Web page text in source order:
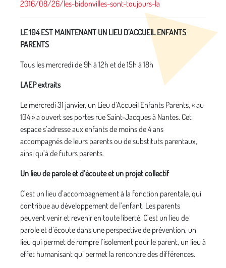
2016/08/26/les-bidonvilles-sont-toujours-la
LE 104 EST MAINTENANT UN LIEU D’ACCUEIL ENFANTS
PARENTS
Tous les mercredi de 9h à 12h et de 15h à 18h
LAEP extraits
Le mercredi 31 janvier, un Lieu d’Accueil Enfants Parents, « au
104 » a ouvert ses portes rue Saint-Jacques à Nantes. Cet
espace s’adresse aux enfants de moins de 4 ans
accompagnés de leurs parents ou de substituts parentaux,
ainsi qu’à de futurs parents.
Un lieu de parole et d’écoute et un projet collectif
C’est un lieu d’accompagnement à la fonction parentale, qui
contribue au développement de l’enfant. Les parents
peuvent venir et revenir en toute liberté. C’est un lieu de
parole et d’écoute dans une perspective de prévention, un
lieu qui permet de rompre l’isolement pour le parent, un lieu à
effet humanisant qui permet la rencontre des différences.